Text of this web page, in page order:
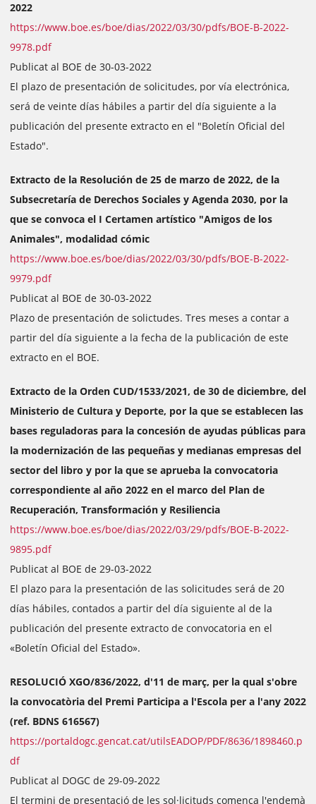
2022
https://www.boe.es/boe/dias/2022/03/30/pdfs/BOE-B-2022-
9978.pdf
Publicat al BOE de 30-03-2022
El plazo de presentación de solicitudes, por vía electrónica,
será de veinte días hábiles a partir del día siguiente a la
publicación del presente extracto en el "Boletín Oficial del
Estado".
Extracto de la Resolución de 25 de marzo de 2022, de la
Subsecretaría de Derechos Sociales y Agenda 2030, por la
que se convoca el I Certamen artístico "Amigos de los
Animales", modalidad cómic
https://www.boe.es/boe/dias/2022/03/30/pdfs/BOE-B-2022-
9979.pdf
Publicat al BOE de 30-03-2022
Plazo de presentación de solictudes. Tres meses a contar a
partir del día siguiente a la fecha de la publicación de este
extracto en el BOE.
Extracto de la Orden CUD/1533/2021, de 30 de diciembre, del
Ministerio de Cultura y Deporte, por la que se establecen las
bases reguladoras para la concesión de ayudas públicas para
la modernización de las pequeñas y medianas empresas del
sector del libro y por la que se aprueba la convocatoria
correspondiente al año 2022 en el marco del Plan de
Recuperación, Transformación y Resiliencia
https://www.boe.es/boe/dias/2022/03/29/pdfs/BOE-B-2022-
9895.pdf
Publicat al BOE de 29-03-2022
El plazo para la presentación de las solicitudes será de 20
días hábiles, contados a partir del día siguiente al de la
publicación del presente extracto de convocatoria en el
«Boletín Oficial del Estado».
RESOLUCIÓ XGO/836/2022, d'11 de març, per la qual s'obre
la convocatòria del Premi Participa a l'Escola per a l'any 2022
(ref. BDNS 616567)
https://portaldogc.gencat.cat/utilsEADOP/PDF/8636/1898460.p
df
Publicat al DOGC de 29-09-2022
El termini de presentació de les sol·licituds comença l'endemà